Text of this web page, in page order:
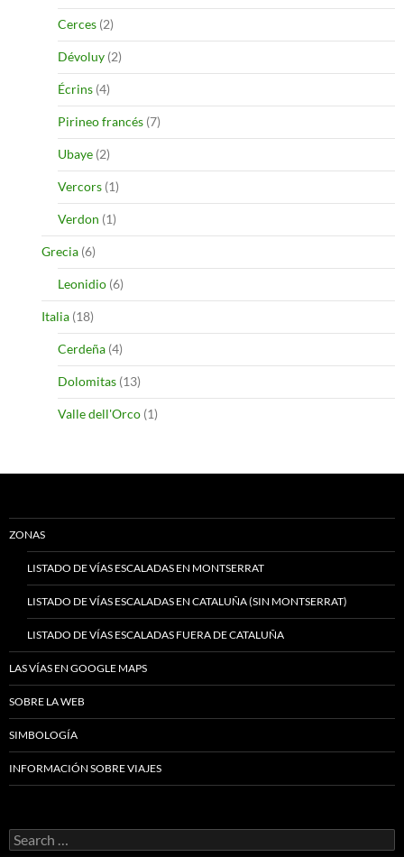
Cerces (2)
Dévoluy (2)
Écrins (4)
Pirineo francés (7)
Ubaye (2)
Vercors (1)
Verdon (1)
Grecia (6)
Leonidio (6)
Italia (18)
Cerdeña (4)
Dolomitas (13)
Valle dell'Orco (1)
ZONAS
LISTADO DE VÍAS ESCALADAS EN MONTSERRAT
LISTADO DE VÍAS ESCALADAS EN CATALUÑA (SIN MONTSERRAT)
LISTADO DE VÍAS ESCALADAS FUERA DE CATALUÑA
LAS VÍAS EN GOOGLE MAPS
SOBRE LA WEB
SIMBOLOGÍA
INFORMACIÓN SOBRE VIAJES
Search
for: